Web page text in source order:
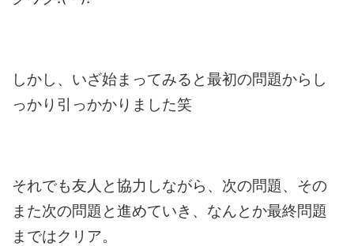
しかし、いざ始まってみると最初の問題からし
っかり引っかかりました笑
それでも友人と協力しながら、次の問題、その
また次の問題と進めていき、なんとか最終問題
まではクリア。